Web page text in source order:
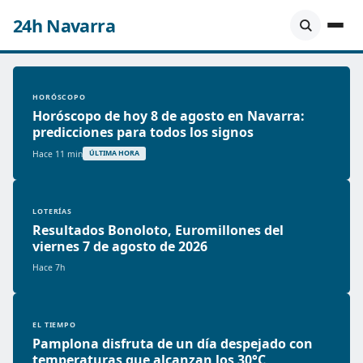
24h Navarra
HORÓSCOPO
Horóscopo de hoy 8 de agosto en Navarra:
predicciones para todos los signos
Hace 11 min ÚLTIMA HORA
LOTERÍAS
Resultados Bonoloto, Euromillones del
viernes 7 de agosto de 2026
Hace 7h
EL TIEMPO
Pamplona disfruta de un día despejado con